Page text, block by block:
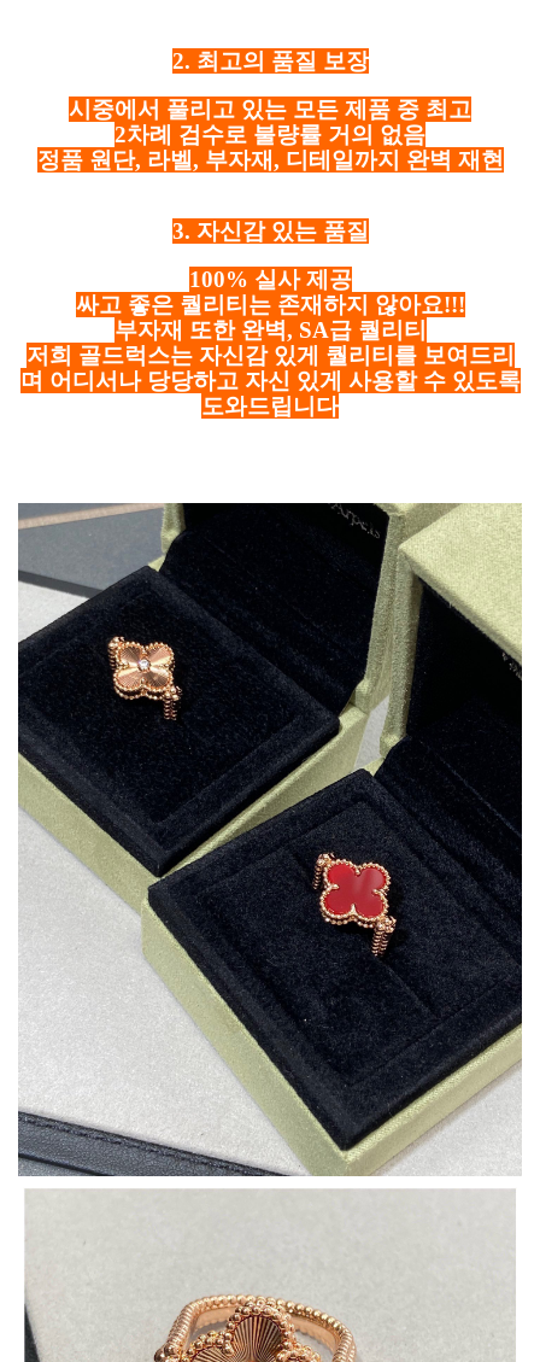
2. 최고의 품질 보장
시중에서 풀리고 있는 모든 제품 중 최고
2차례 검수로 불량률 거의 없음
정품 원단, 라벨, 부자재, 디테일까지 완벽 재현
3. 자신감 있는 품질
100% 실사 제공
싸고 좋은 퀄리티는 존재하지 않아요!!!
부자재 또한 완벽, SA급 퀄리티
저희 골드럭스는 자신감 있게 퀄리티를 보여드리
며 어디서나 당당하고 자신 있게 사용할 수 있도록
도와드립니다